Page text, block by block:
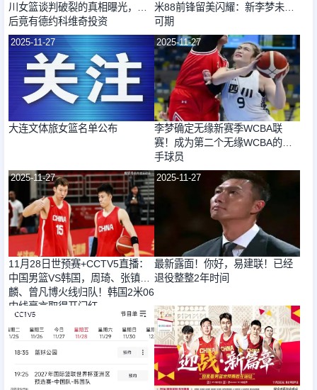
川女篮谈判破裂的真相曝光，背
后竟有德约科维奇投资
米88前锋留美闪耀：新李梦未来
可期
2025-11-27
大连文体旅女篮名单公布
2025-11-27
李梦确定无缘新赛季WCBA联
赛！成为第二个无缘WCBA的国
手球员
2025-11-27
11月28日世预赛+CCTV5直播：
中国男篮VS韩国，周琦、张镇
麟、曾凡博火线归队！韩国2米06
内线豪言取得开门红
2025-11-27
最新露面！你好，易建联！已经
退役整整2年时间
2025-11-27 2025-11-27